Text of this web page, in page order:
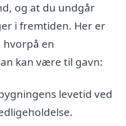
og at du undgår
i fremtiden. Her er
hvorpå en
kan være til gavn:
levetid ved